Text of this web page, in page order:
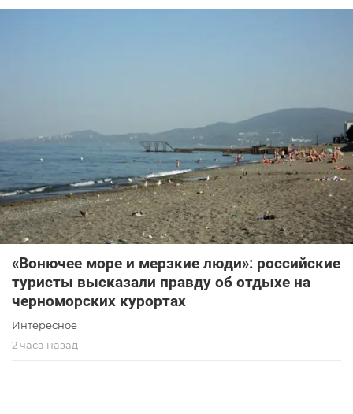
«Вонючее море и мерзкие люди»: российские
туристы высказали правду об отдыхе на
черноморских курортах
Интересное
2 часа назад